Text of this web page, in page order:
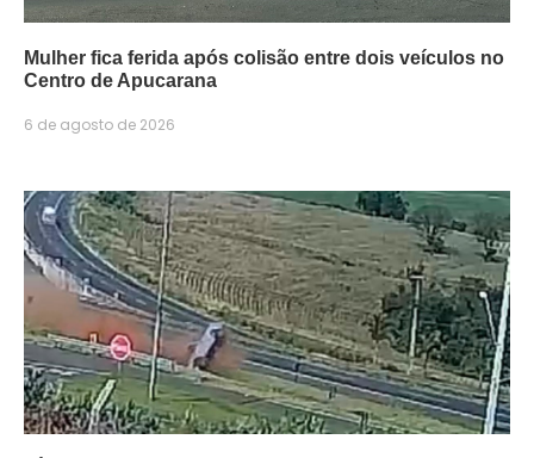
Mulher fica ferida após colisão entre dois veículos no
Centro de Apucarana
6 de agosto de 2026